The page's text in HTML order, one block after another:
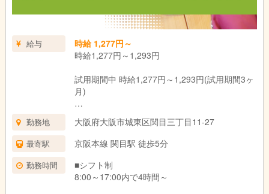
給与
時給 1,277円～
時給1,277円～1,293円
試用期間中 時給1,277円～1,293円(試用期間3ヶ
月)
ー
試用期間：3ヶ月(同条件)
勤務地 大阪府大阪市城東区関目三丁目11-27
最寄駅 京阪本線 関目駅 徒歩5分
勤務時間
■シフト制
8:00～17:00内で4時間～